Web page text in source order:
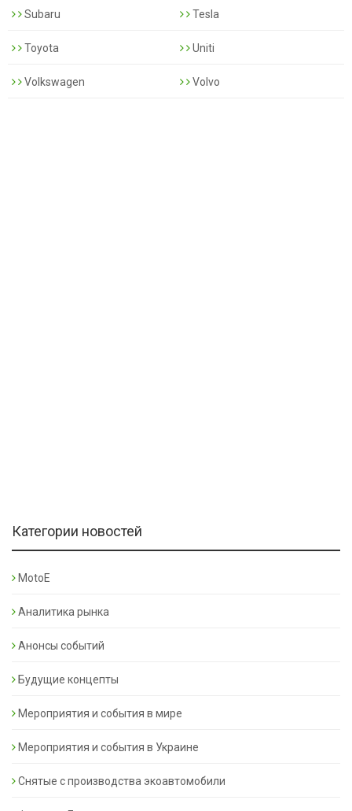
Subaru Tesla
Toyota Uniti
Volkswagen Volvo
Категории новостей
MotoE
Аналитика рынка
Анонсы событий
Будущие концепты
Мероприятия и события в мире
Мероприятия и события в Украине
Снятые с производства экоавтомобили